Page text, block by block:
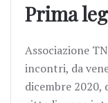
Prima
Associazione
incontri, da
dicembre 2020,